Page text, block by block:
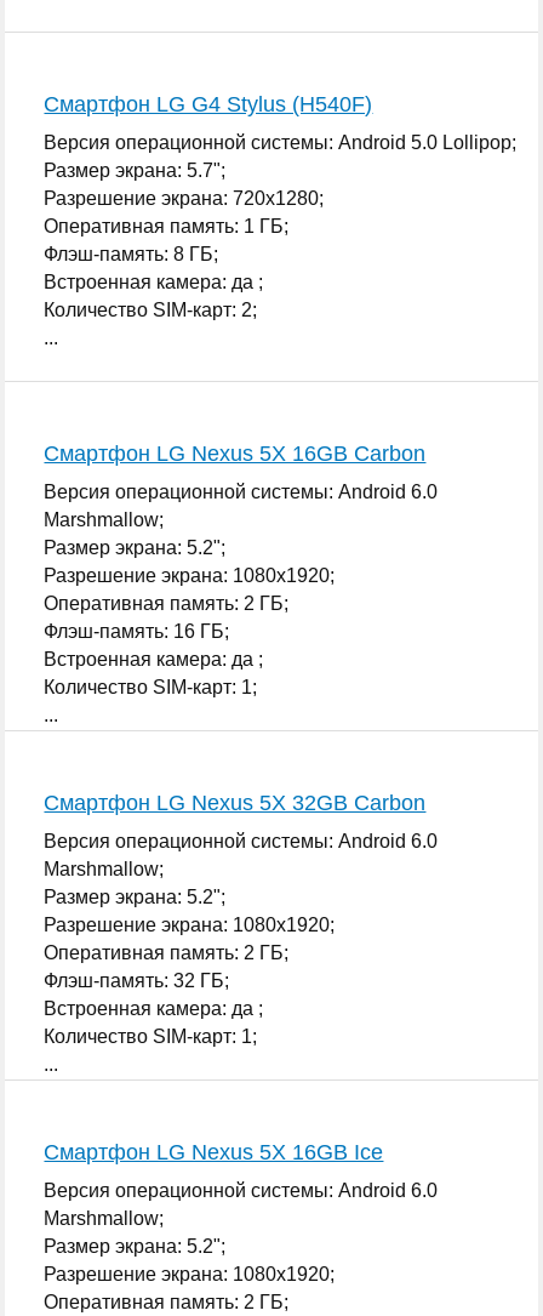
Смартфон LG G4 Stylus (H540F)
Версия операционной системы: Android 5.0 Lollipop;
Размер экрана: 5.7";
Разрешение экрана: 720x1280;
Оперативная память: 1 ГБ;
Флэш-память: 8 ГБ;
Встроенная камера: да ;
Количество SIM-карт: 2;
...
Смартфон LG Nexus 5X 16GB Carbon
Версия операционной системы: Android 6.0
Marshmallow;
Размер экрана: 5.2";
Разрешение экрана: 1080x1920;
Оперативная память: 2 ГБ;
Флэш-память: 16 ГБ;
Встроенная камера: да ;
Количество SIM-карт: 1;
...
Смартфон LG Nexus 5X 32GB Carbon
Версия операционной системы: Android 6.0
Marshmallow;
Размер экрана: 5.2";
Разрешение экрана: 1080x1920;
Оперативная память: 2 ГБ;
Флэш-память: 32 ГБ;
Встроенная камера: да ;
Количество SIM-карт: 1;
...
Смартфон LG Nexus 5X 16GB Ice
Версия операционной системы: Android 6.0
Marshmallow;
Размер экрана: 5.2";
Разрешение экрана: 1080x1920;
Оперативная память: 2 ГБ;